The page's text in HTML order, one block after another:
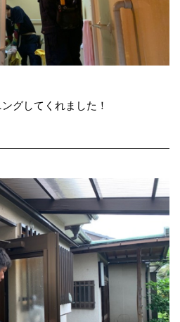
グしてくれました！